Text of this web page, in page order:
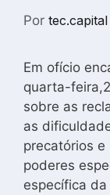
Por tec.capital
Em ofício
quarta-
sobre as
as
precatórios e
poderes
específica